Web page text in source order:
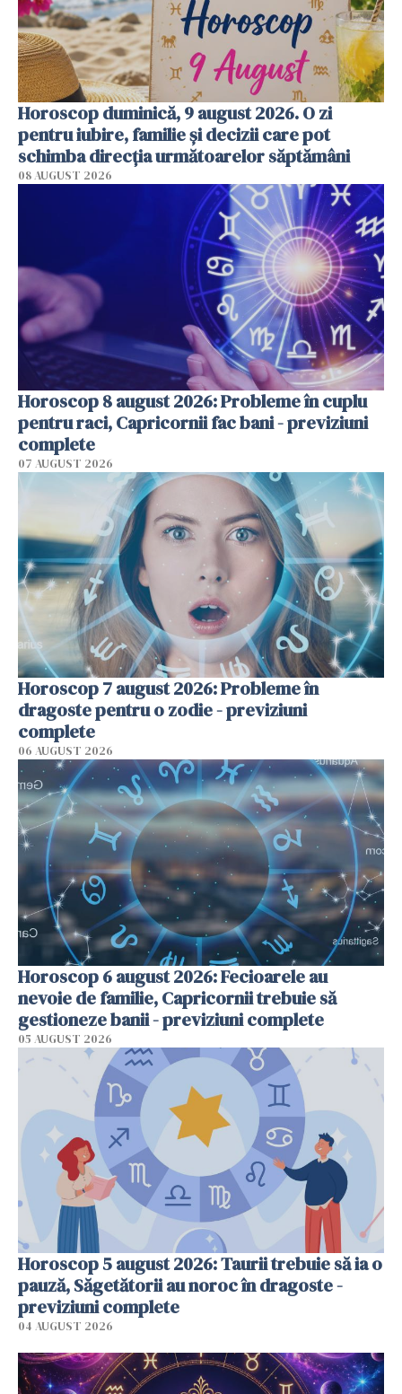
Horoscop duminică, 9 august 2026. O zi
pentru iubire, familie și decizii care pot
schimba direcția următoarelor săptămâni
08 AUGUST 2026
Horoscop 8 august 2026: Probleme în cuplu
pentru raci, Capricornii fac bani - previziuni
complete
07 AUGUST 2026
Horoscop 7 august 2026: Probleme în
dragoste pentru o zodie - previziuni
complete
06 AUGUST 2026
Horoscop 6 august 2026: Fecioarele au
nevoie de familie, Capricornii trebuie să
gestioneze banii - previziuni complete
05 AUGUST 2026
Horoscop 5 august 2026: Taurii trebuie să ia o
pauză, Săgetătorii au noroc în dragoste -
previziuni complete
04 AUGUST 2026